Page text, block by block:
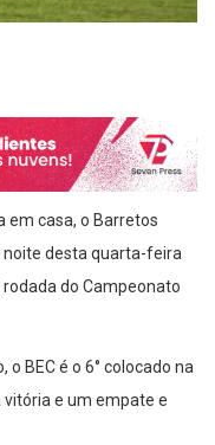
em casa, o Barretos
noite desta quarta-feira
rodada do Campeonato
BEC é o 6° colocado na
vitória e um empate e